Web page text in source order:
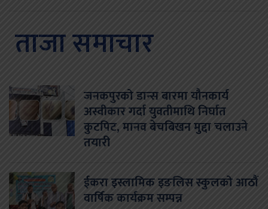
ताजा समाचार
जनकपुरको डान्स बारमा यौनकार्य
अस्वीकार गर्दा युवतीमाथि निर्घात
कुटपिट, मानव बेचबिखन मुद्दा चलाउने
तयारी
ईकरा इस्लामिक इङलिस स्कुलको आठौं
वार्षिक कार्यक्रम सम्पन्न